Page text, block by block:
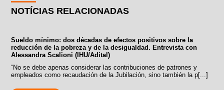
NOTÍCIAS RELACIONADAS
Sueldo mínimo: dos décadas de efectos positivos sobre la
reducción de la pobreza y de la desigualdad. Entrevista con
Alessandra Scalioni (IHU/Adital)
“No se debe apenas considerar las contribuciones de patrones y
empleados como recaudación de la Jubilación, sino también la p[...]